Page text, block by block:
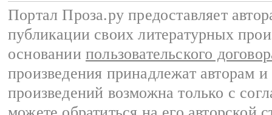
Портал Проза.ру предоставляет
публикации своих литературных
основании пользовательского
произведения принадлежат авторам
произведений возможна только с